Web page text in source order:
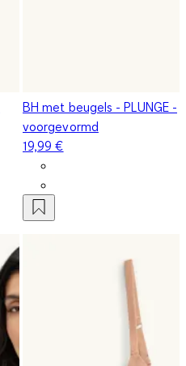
BH met beugels - PLUNGE -
voorgevormd
19,99 €